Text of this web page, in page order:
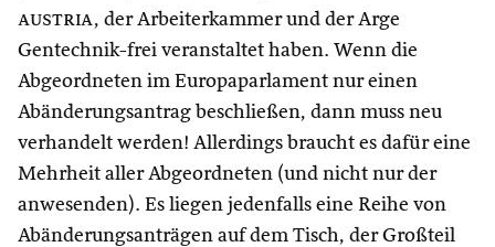
austria, der Arbeiterkammer und der Arge
Gentechnik-frei veranstaltet haben. Wenn die
Abgeordneten im Europaparlament nur einen
Abänderungsantrag beschließen, dann muss neu
verhandelt werden! Allerdings braucht es dafür eine
Mehrheit aller Abgeordneten (und nicht nur der
anwesenden). Es liegen jedenfalls eine Reihe von
Abänderungsanträgen auf dem Tisch, der Großteil